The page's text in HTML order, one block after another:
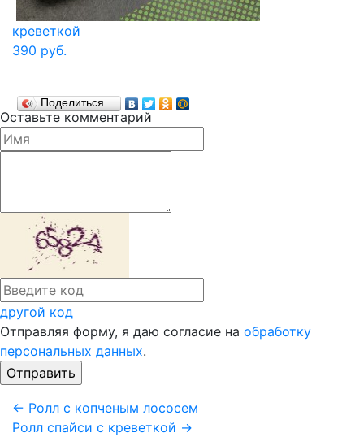
креветкой
390 руб.
Поделиться…
Оставьте комментарий
другой код
Отправляя форму, я даю согласие на обработку
персональных данных.
← Ролл с копченым лососем
Ролл спайси с креветкой →